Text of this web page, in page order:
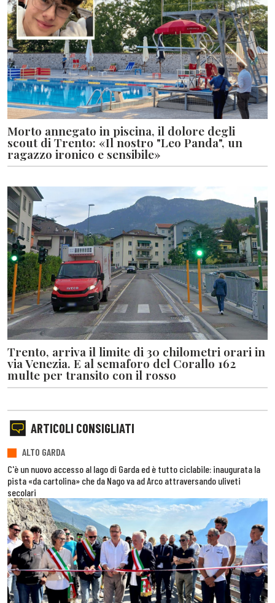
Morto annegato in piscina, il dolore degli
scout di Trento: «Il nostro "Leo Panda", un
ragazzo ironico e sensibile»
Trento, arriva il limite di 30 chilometri orari in
via Venezia. E al semaforo del Corallo 162
multe per transito con il rosso
ARTICOLI CONSIGLIATI
ALTO GARDA
C'è un nuovo accesso al lago di Garda ed è tutto ciclabile: inaugurata la
pista «da cartolina» che da Nago va ad Arco attraversando uliveti
secolari